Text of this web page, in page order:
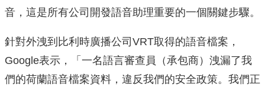
音，這是所有公司開發語音助理重要的一個關鍵步驟。
針對外洩到比利時廣播公司VRT取得的語音檔案，
Google表示，「一名語言審查員（承包商）洩漏了我
們的荷蘭語音檔案資料，違反我們的安全政策。我們正